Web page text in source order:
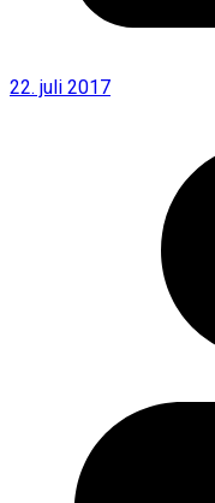
22. juli 2017